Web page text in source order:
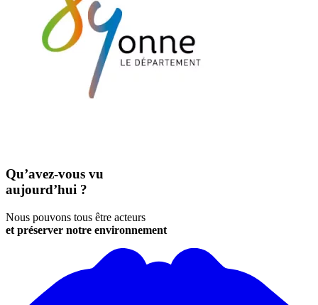
Qu’avez-vous vu
aujourd’hui ?
Nous pouvons tous être acteurs
et préserver notre environnement